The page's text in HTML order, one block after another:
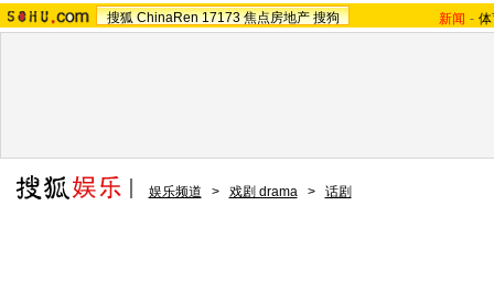
搜狐 ChinaRen 17173 焦点房地产 搜狗 新闻 -
娱乐频道 > 戏剧 drama > 话剧